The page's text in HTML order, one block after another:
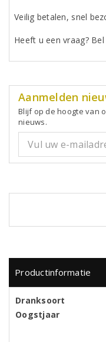
Veilig betalen, snel
Heeft u een vraag?
Aanmelden
Blijf op de hoogte van
nieuws.
Productinformatie
Dranksoort
Oogstjaar